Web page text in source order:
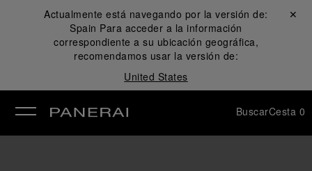
Actualmente está navegando por la versión de:
Spain Para acceder a la información
correspondiente a su ubicación geográfica,
recomendamos usar la versión de:
United States
Cerrar ✕
BuscarCesta 0